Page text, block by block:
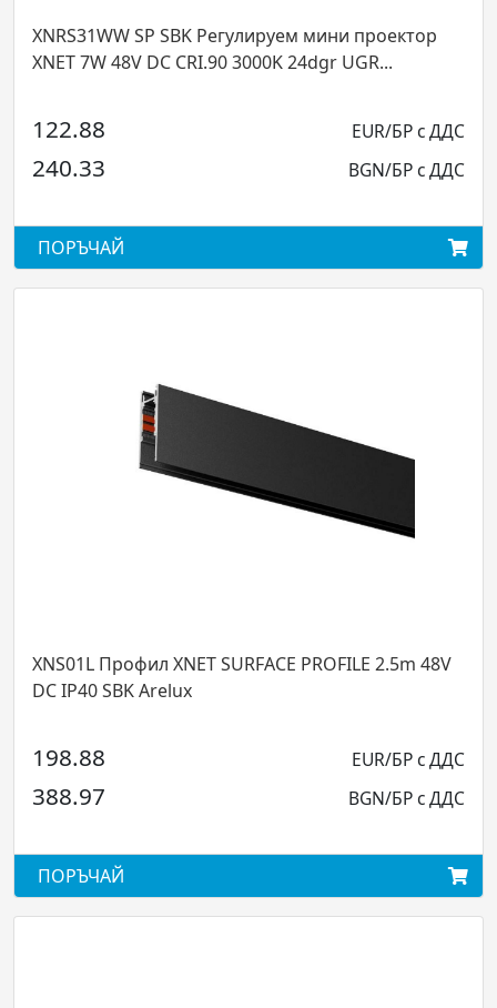
SP SBK Регулируем мини проектор
48V DC CRI.90 3000K 24dgr UGR...
EUR/БР с ДДС
BGN/БР с ДДС
Профил XNET SURFACE PROFILE 2.5m 48V
SBK Arelux
EUR/БР с ДДС
BGN/БР с ДДС
XNS01T
177.41
346.98
98.99
193.60